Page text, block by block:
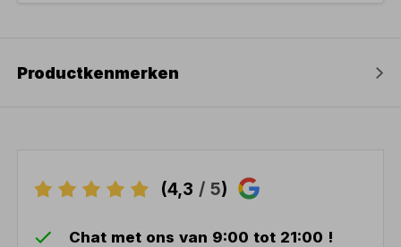
Productkenmerken
(4,3 / 5)
Chat met ons van 9:00 tot 21:00 !